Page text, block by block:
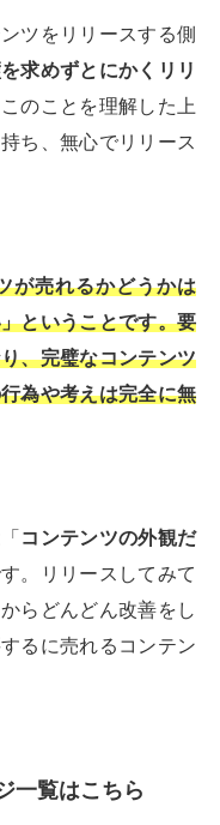
ツをリリースする側
求めずとにかくリリ
のことを理解した上
ち、無心でリリース
が売れるかどうかは
ということです。要
、完璧なコンテンツ
為や考えは完全に無
コンテンツの外観だ
す。リリースしてみて
らどんどん改善をし
るに売れるコンテン
一覧はこちら